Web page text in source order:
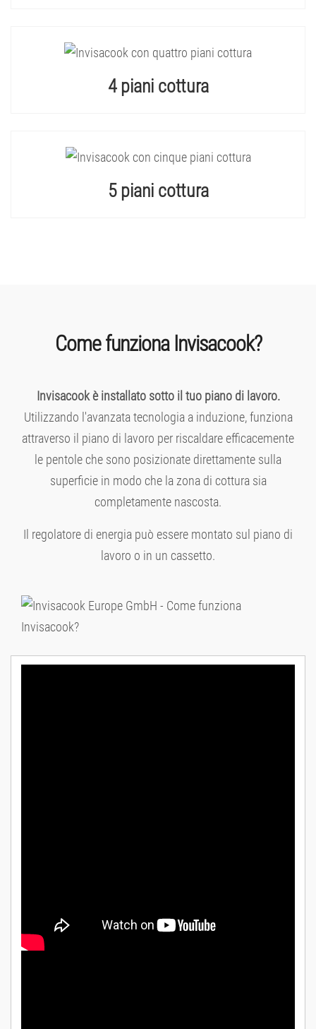
4 piani cottura
5 piani cottura
Come funziona Invisacook?
Invisacook è installato sotto il tuo piano di lavoro.
Utilizzando l'avanzata tecnologia a induzione, funziona
attraverso il piano di lavoro per riscaldare efficacemente
le pentole che sono posizionate direttamente sulla
superficie in modo che la zona di cottura sia
completamente nascosta.
Il regolatore di energia può essere montato sul piano di
lavoro o in un cassetto.